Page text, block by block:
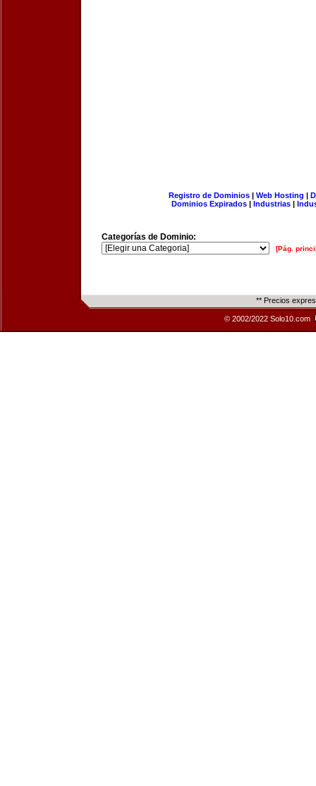
Registro de Dominios| Web Hosting |
Dominios Expirados | Industrias |
Categorías de Dominio:
[Pág.
** Precios
© 2002/2022 Solo10.com